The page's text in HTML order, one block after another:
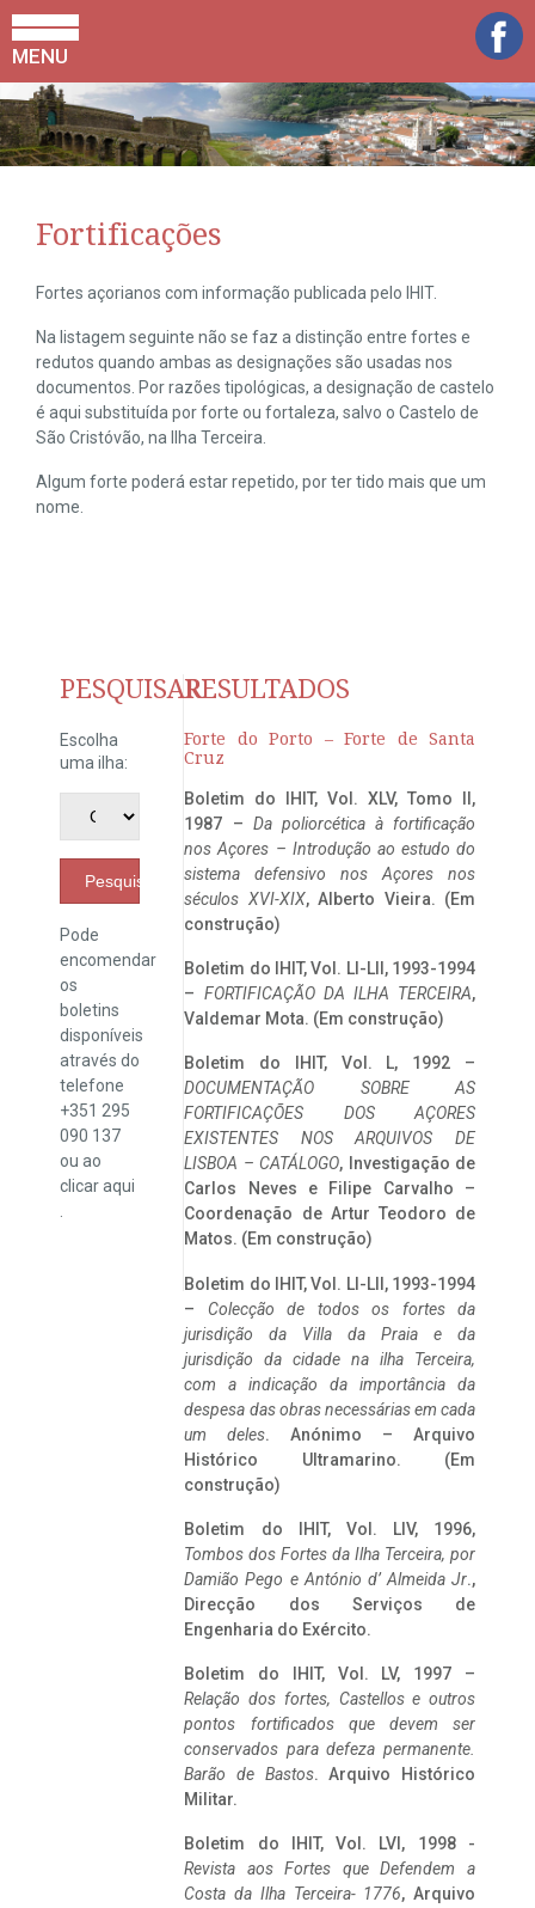
MENU
Fortificações
Fortes açorianos com informação publicada pelo IHIT.
Na listagem seguinte não se faz a distinção entre fortes e
redutos quando ambas as designações são usadas nos
documentos. Por razões tipológicas, a designação de castelo
é aqui substituída por forte ou fortaleza, salvo o Castelo de
São Cristóvão, na Ilha Terceira.
Algum forte poderá estar repetido, por ter tido mais que um
nome.
PESQUISAR
Escolha
uma ilha:
Pesquisar
Pode
encomendar
os
boletins
disponíveis
através do
telefone
+351 295
090 137
ou ao
clicaraqui
RESULTADOS
Forte do Porto – Forte de Santa
Cruz
Boletim do IHIT, Vol. XLV, Tomo II,
1987 – Da poliorcética à fortificação
nos Açores – Introdução ao estudo do
sistema defensivo nos Açores nos
séculos XVI-XIX, Alberto Vieira. (Em
construção)
Boletim do IHIT, Vol. LI-LII, 1993-1994
– FORTIFICAÇÃO DA ILHA TERCEIRA,
Valdemar Mota. (Em construção)
Boletim do IHIT, Vol. L, 1992 –
DOCUMENTAÇÃO SOBRE AS
FORTIFICAÇÕES DOS AÇORES
EXISTENTES NOS ARQUIVOS DE
LISBOA – CATÁLOGO, Investigação de
Carlos Neves e Filipe Carvalho –
Coordenação de Artur Teodoro de
Matos. (Em construção)
Boletim do IHIT, Vol. LI-LII, 1993-1994
– Colecção de todos os fortes da
jurisdição da Villa da Praia e da
jurisdição da cidade na ilha Terceira,
com a indicação da importância da
despesa das obras necessárias em cada
um deles. Anónimo – Arquivo
Histórico Ultramarino. (Em
construção)
Boletim do IHIT, Vol. LIV, 1996,
Tombos dos Fortes da Ilha Terceira, por
Damião Pego e António d’ Almeida Jr.,
Direcção dos Serviços de
Engenharia do Exército.
Boletim do IHIT, Vol. LV, 1997 –
Relação dos fortes, Castellos e outros
pontos fortificados que devem ser
conservados para defeza permanente.
Barão de Bastos. Arquivo Histórico
Militar.
Boletim do IHIT, Vol. LVI, 1998 -
Revista aos Fortes que Defendem a
Costa da Ilha Terceira- 1776, Arquivo